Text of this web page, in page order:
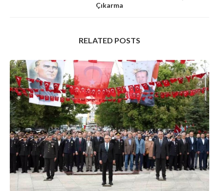
Çıkarma
RELATED POSTS